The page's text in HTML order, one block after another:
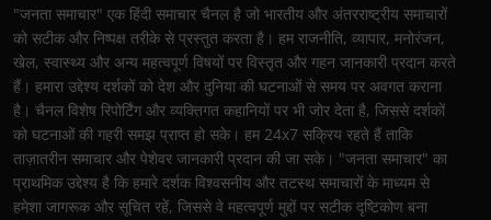
"जनता समाचार" एक हिंदी समाचार चैनल है जो भारतीय और अंतरराष्ट्रीय समाचारों
को सटीक और निष्पक्ष तरीके से प्रस्तुत करता है। हम राजनीति, व्यापार, मनोरंजन,
खेल, स्वास्थ्य और अन्य महत्वपूर्ण विषयों पर विस्तृत और गहन जानकारी प्रदान करते
हैं। हमारा उद्देश्य दर्शकों को देश और दुनिया की घटनाओं से समय पर अवगत कराना
है। चैनल विशेष रिपोर्टिंग और व्यक्तिगत कहानियों पर भी जोर देता है, जिससे दर्शकों
को घटनाओं की गहरी समझ प्राप्त हो सके। हम 24x7 सक्रिय रहते हैं ताकि
ताज़ातरीन समाचार और पेशेवर जानकारी प्रदान की जा सके। "जनता समाचार" का
प्राथमिक उद्देश्य है कि हमारे दर्शक विश्वसनीय और तटस्थ समाचारों के माध्यम से
हमेशा जागरूक और सूचित रहें, जिससे वे महत्वपूर्ण मुद्दों पर सटीक दृष्टिकोण बना